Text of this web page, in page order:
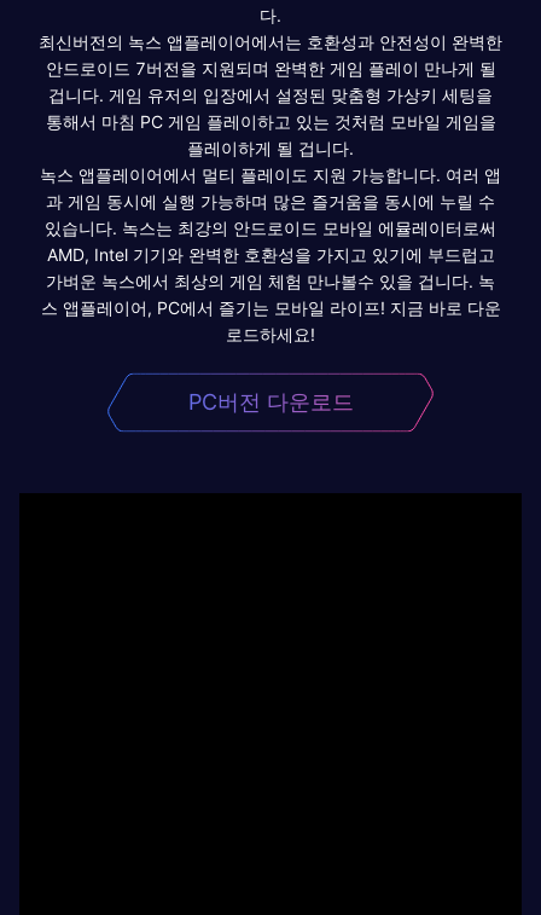
다.
최신버전의 녹스 앱플레이어에서는 호환성과 안전성이 완벽한
안드로이드 7버전을 지원되며 완벽한 게임 플레이 만나게 될
겁니다. 게임 유저의 입장에서 설정된 맞춤형 가상키 세팅을
통해서 마침 PC 게임 플레이하고 있는 것처럼 모바일 게임을
플레이하게 될 겁니다.
녹스 앱플레이어에서 멀티 플레이도 지원 가능합니다. 여러 앱
과 게임 동시에 실행 가능하며 많은 즐거움을 동시에 누릴 수
있습니다. 녹스는 최강의 안드로이드 모바일 에뮬레이터로써
AMD, Intel 기기와 완벽한 호환성을 가지고 있기에 부드럽고
가벼운 녹스에서 최상의 게임 체험 만나볼수 있을 겁니다. 녹
스 앱플레이어, PC에서 즐기는 모바일 라이프! 지금 바로 다운
로드하세요!
PC버전 다운로드